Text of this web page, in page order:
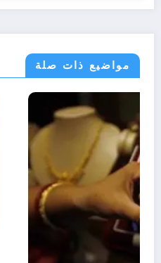
مواضيع ذات صلة
تفسير الاحلام والرؤى